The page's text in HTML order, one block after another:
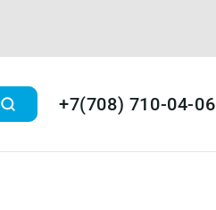
+7(708) 710-04-06